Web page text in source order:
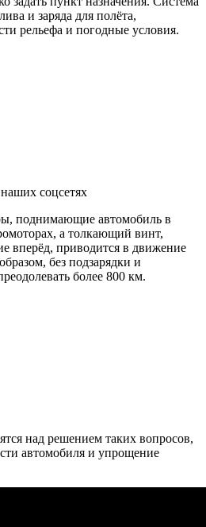
и заряда для полёта,
рельефа и погодные условия.
соцсетях
поднимающие автомобиль в
а толкающий винт,
вперёд, приводится в движение
без подзарядки и
более 800 км.
над решением таких вопросов,
автомобиля и упрощение